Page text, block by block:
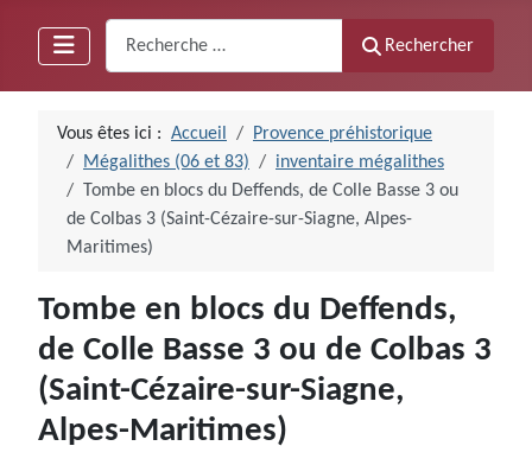
Rechercher
Vous êtes ici : Accueil
Provence préhistorique
Mégalithes (06 et 83)
inventaire mégalithes
Tombe en blocs du Deffends, de Colle Basse 3 ou
de Colbas 3 (Saint-Cézaire-sur-Siagne, Alpes-
Maritimes)
Tombe en blocs du Deffends,
de Colle Basse 3 ou de Colbas 3
(Saint-Cézaire-sur-Siagne,
Alpes-Maritimes)